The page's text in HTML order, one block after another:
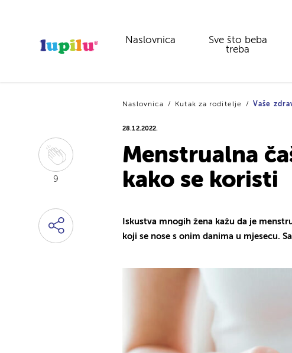
Naslovnica
Sve što beba
treba
9
Naslovnica Kutak za roditelje Vaše
28.12.2022.
Menstrualna
kako se koristi
Iskustva mnogih žena kažu da je
koji se nose s onim danima u mjesecu.